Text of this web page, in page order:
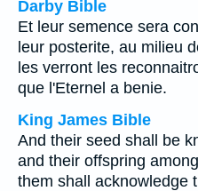
Darby Bible
Et leur semence sera
leur posterite, au milieu
les verront les
que l'Eternel a benie.
King James Bible
And their seed shall be
and their offspring
them shall acknowledge